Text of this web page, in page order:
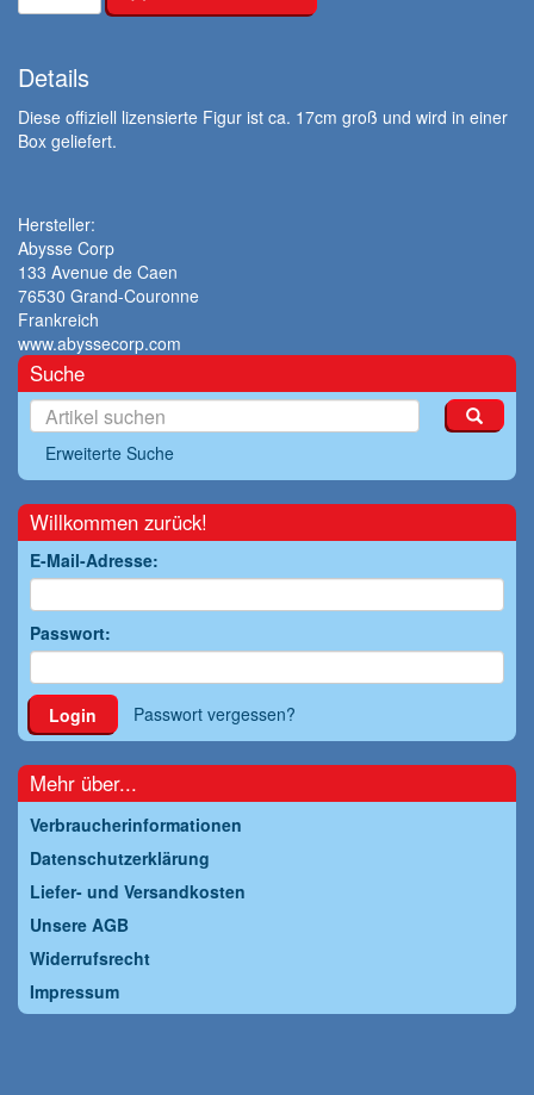
Details
Diese offiziell lizensierte Figur ist ca. 17cm groß und wird in einer
Box geliefert.
Hersteller:
Abysse Corp
133 Avenue de Caen
76530 Grand-Couronne
Frankreich
www.abyssecorp.com
Suche
Erweiterte Suche
Willkommen zurück!
E-Mail-Adresse:
Passwort:
Login Passwort vergessen?
Mehr über...
Verbraucherinformationen
Datenschutzerklärung
Liefer- und Versandkosten
Unsere AGB
Widerrufsrecht
Impressum